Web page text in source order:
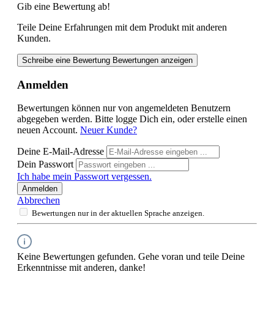
Gib eine Bewertung ab!
Teile Deine Erfahrungen mit dem Produkt mit anderen
Kunden.
Schreibe eine Bewertung Bewertungen anzeigen
Anmelden
Bewertungen können nur von angemeldeten Benutzern
abgegeben werden. Bitte logge Dich ein, oder erstelle einen
neuen Account. Neuer Kunde?
Deine E-Mail-Adresse
Dein Passwort
Ich habe mein Passwort vergessen.
Anmelden
Abbrechen
Bewertungen nur in der aktuellen Sprache anzeigen.
Keine Bewertungen gefunden. Gehe voran und teile Deine
Erkenntnisse mit anderen, danke!